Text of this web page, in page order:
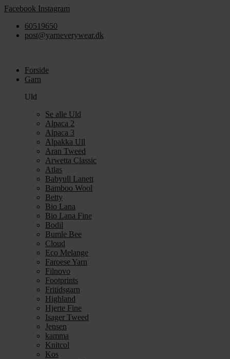
Videre
indhold
Facebook Instagram
60519650
post@yarneverywear.dk
Forside
Garn
Uld
Se alle Uld
Alpaca 2
Alpaca 3
Alpakka Ull
Aran Tweed
Arwetta Classic
Atlas
Babyull Lanett
Bamboo Wool
Betty
Bio Lana
Bio Lana Fine
Bodil
Bumle Bee
Cloud
Eco Melange
Faroese Yarn
Filnovo
Footprints
Fritidsgarn
Highland
Hjerte Fine
Isager Tweed
Jensen
kamma
Knitcol
Kos